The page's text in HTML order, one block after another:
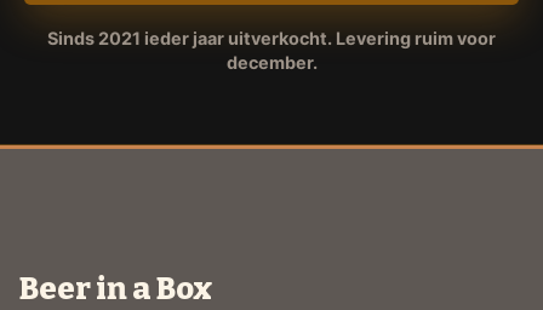
Sinds 2021 ieder jaar uitverkocht. Levering ruim voor
december.
Beer in a Box